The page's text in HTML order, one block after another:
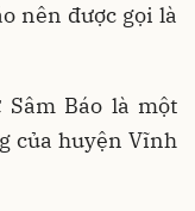
nên được gọi là
Báo là một
của huyện Vĩnh